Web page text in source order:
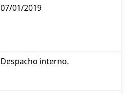
07/01/2019
Despacho interno.